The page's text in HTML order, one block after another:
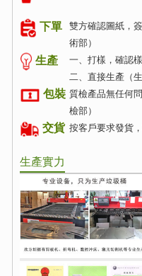
雙方確認圖紙，
術部）
下單
生產
一、打樣，確認
二、直接生產（生
質檢產品無任何
檢部）
包裝
交貨 按客戶要求發貨
生產實力